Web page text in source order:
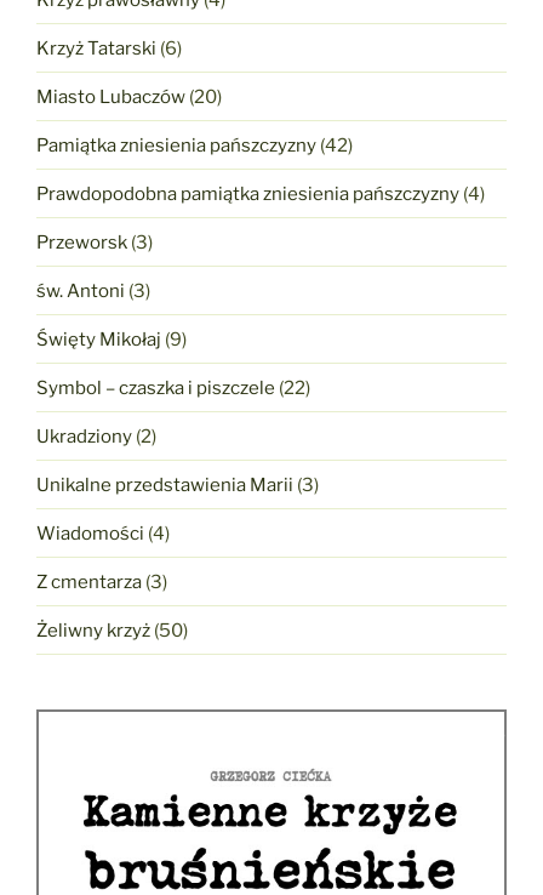
Krzyż Tatarski (6)
Miasto Lubaczów (20)
Pamiątka zniesienia pańszczyzny (42)
Prawdopodobna pamiątka zniesienia pańszczyzny (4)
Przeworsk (3)
św. Antoni (3)
Święty Mikołaj (9)
Symbol – czaszka i piszczele (22)
Ukradziony (2)
Unikalne przedstawienia Marii (3)
Wiadomości (4)
Z cmentarza (3)
Żeliwny krzyż (50)